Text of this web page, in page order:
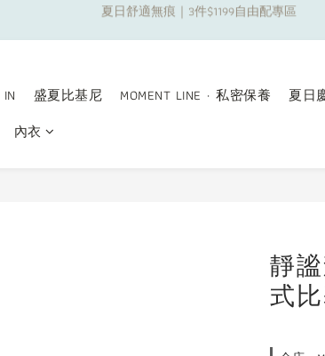
夏日舒適無痕｜3件$1199自由配專區
盛夏比基尼 MOMENT LINE · 私密保養 夏日
內衣
靜
式